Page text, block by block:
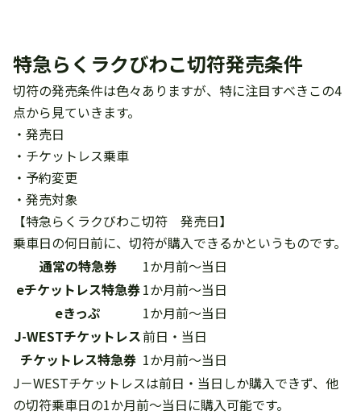
特急らくラクびわこ切符発売条件
切符の発売条件は色々ありますが、特に注目すべきこの4
点から見ていきます。
・発売日
・チケットレス乗車
・予約変更
・発売対象
【特急らくラクびわこ切符 発売日】
乗車日の何日前に、切符が購入できるかというものです。
通常の特急券
1か月前～当日
eチケットレス特急券1か月前～当日
eきっぷ
1か月前～当日
J-WESTチケットレス前日・当日
チケットレス特急券 1か月前～当日
J－WESTチケットレスは前日・当日しか購入できず、他
の切符乗車日の1か月前～当日に購入可能です。